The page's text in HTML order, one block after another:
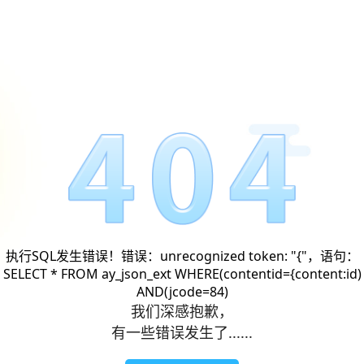
执行SQL发生错误！错误：unrecognized token: "{"，语句：
SELECT * FROM ay_json_ext WHERE(contentid={content:id)
AND(jcode=84)
我们深感抱歉，
有一些错误发生了......